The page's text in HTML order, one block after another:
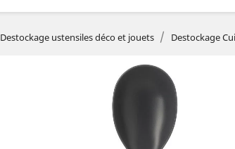
Destockage ustensiles déco et jouets Destockage